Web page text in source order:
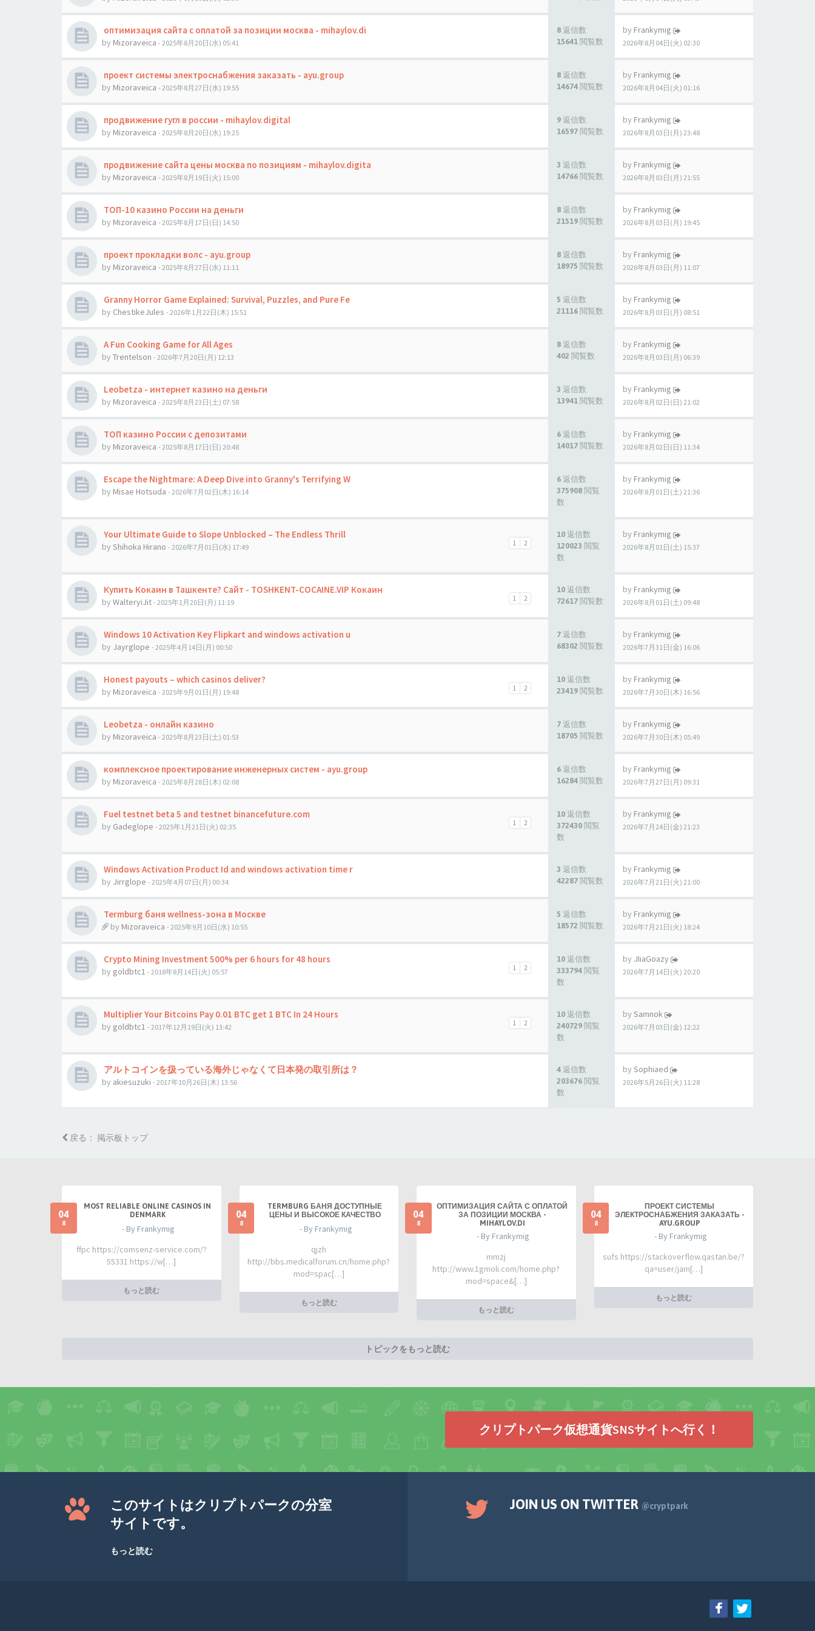
оптимизация сайта с оплатой за позиции москва - mihaylov.di
by Mizoraveica - 2025年8月20日(水) 05:41
8 返信数
15641 閲覧数
by Frankymig
2026年8月04日(火) 02:30
проект системы электроснабжения заказать - ayu.group
by Mizoraveica - 2025年8月27日(水) 19:55
8 返信数
14674 閲覧数
by Frankymig
2026年8月04日(火) 01:16
продвижение гугл в россии - mihaylov.digital
by Mizoraveica - 2025年8月20日(水) 19:25
9 返信数
16597 閲覧数
by Frankymig
2026年8月03日(月) 23:48
продвижение сайта цены москва по позициям - mihaylov.digita
by Mizoraveica - 2025年8月19日(火) 15:00
3 返信数
14766 閲覧数
by Frankymig
2026年8月03日(月) 21:55
ТОП-10 казино России на деньги
by Mizoraveica - 2025年8月17日(日) 14:50
8 返信数
21519 閲覧数
by Frankymig
2026年8月03日(月) 19:45
проект прокладки волс - ayu.group
by Mizoraveica - 2025年8月27日(水) 11:11
8 返信数
18975 閲覧数
by Frankymig
2026年8月03日(月) 11:07
Granny Horror Game Explained: Survival, Puzzles, and Pure Fe
by ChestikeJules - 2026年1月22日(木) 15:51
5 返信数
21116 閲覧数
by Frankymig
2026年8月03日(月) 08:51
A Fun Cooking Game for All Ages
by Trentelson - 2026年7月20日(月) 12:13
8 返信数
402 閲覧数
by Frankymig
2026年8月03日(月) 06:39
Leobetza - интернет казино на деньги
by Mizoraveica - 2025年8月23日(土) 07:58
3 返信数
13941 閲覧数
by Frankymig
2026年8月02日(日) 21:02
ТОП казино России с депозитами
by Mizoraveica - 2025年8月17日(日) 20:48
6 返信数
14017 閲覧数
by Frankymig
2026年8月02日(日) 11:34
Escape the Nightmare: A Deep Dive into Granny's Terrifying W
by Misae Hotsuda - 2026年7月02日(木) 16:14
6 返信数
375908 閲覧
数
by Frankymig
2026年8月01日(土) 21:36
Your Ultimate Guide to Slope Unblocked – The Endless Thrill
1 2
by Shihoka Hirano - 2026年7月01日(水) 17:49
10 返信数
120023 閲覧
数
by Frankymig
2026年8月01日(土) 15:37
Купить Кокаин в Ташкенте? Сайт - TOSHKENT-COCAINE.VIP Кокаин
1 2
by WalteryiJit - 2025年1月20日(月) 11:19
10 返信数
72617 閲覧数
by Frankymig
2026年8月01日(土) 09:48
Windows 10 Activation Key Flipkart and windows activation u
by Jауrglope - 2025年4月14日(月) 00:50
7 返信数
68302 閲覧数
by Frankymig
2026年7月31日(金) 16:06
Honest payouts – which casinos deliver?
1 2
by Mizoraveica - 2025年9月01日(月) 19:48
10 返信数
23419 閲覧数
by Frankymig
2026年7月30日(木) 16:56
Leobetza - онлайн казино
by Mizoraveica - 2025年8月23日(土) 01:53
7 返信数
18705 閲覧数
by Frankymig
2026年7月30日(木) 05:49
комплексное проектирование инженерных систем - ayu.group
by Mizoraveica - 2025年8月28日(木) 02:08
6 返信数
16284 閲覧数
by Frankymig
2026年7月27日(月) 09:31
Fuel testnet beta 5 and testnet binancefuture.com
1 2
by Gadeglope - 2025年1月21日(火) 02:35
10 返信数
372430 閲覧
数
by Frankymig
2026年7月24日(金) 21:23
Windows Activation Product Id and windows activation time r
by Jirrglope - 2025年4月07日(月) 00:34
3 返信数
42287 閲覧数
by Frankymig
2026年7月21日(火) 21:00
Termburg баня wellness-зона в Москве
by Mizoraveica - 2025年9月10日(水) 10:55
5 返信数
18572 閲覧数
by Frankymig
2026年7月21日(火) 18:24
Crypto Mining Investment 500% per 6 hours for 48 hours
1 2
by goldbtc1 - 2018年8月14日(火) 05:57
10 返信数
333794 閲覧
数
by JIiaGoazy
2026年7月14日(火) 20:20
Multiplier Your Bitcoins Pay 0.01 BTC get 1 BTC In 24 Hours
1 2
by goldbtc1 - 2017年12月19日(火) 13:42
10 返信数
240729 閲覧
数
by Samnok
2026年7月03日(金) 12:22
アルトコインを扱っている海外じゃなくて日本発の取引所は？
by akiesuzuki - 2017年10月26日(木) 13:56
4 返信数
203676 閲覧
数
by Sophiaed
2026年5月26日(火) 11:28
戻る： 掲示板トップ
04
8
MOST RELIABLE ONLINE CASINOS IN
DENMARK
- By Frankymig
ffpc https://comsenz-service.com/?
55331 https://w[…]
もっと読む
04
8
TERMBURG БАНЯ ДОСТУПНЫЕ
ЦЕНЫ И ВЫСОКОЕ КАЧЕСТВО
- By Frankymig
qjzh
http://bbs.medicalforum.cn/home.php?
mod=spac[…]
もっと読む
04
8
ОПТИМИЗАЦИЯ САЙТА С ОПЛАТОЙ
ЗА ПОЗИЦИИ МОСКВА -
MIHAYLOV.DI
- By Frankymig
mmzj
http://www.1gmoli.com/home.php?
mod=space&[…]
もっと読む
04
8
ПРОЕКТ СИСТЕМЫ
ЭЛЕКТРОСНАБЖЕНИЯ ЗАКАЗАТЬ -
AYU.GROUP
- By Frankymig
sufs https://stackoverflow.qastan.be/?
qa=user/jam[…]
もっと読む
トピックをもっと読む
クリプトパーク仮想通貨SNSサイトへ行く！
このサイトはクリプトパークの分室
サイトです。
もっと読む
JOIN US ON TWITTER @cryptpark